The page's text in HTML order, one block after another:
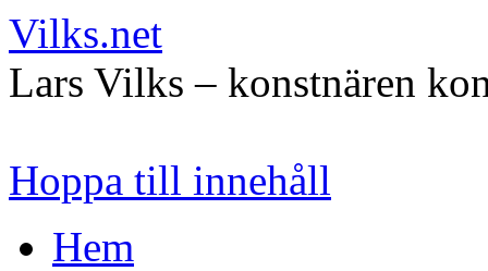
Vilks.net
Lars Vilks – konstnären
Hoppa till innehåll
Hem